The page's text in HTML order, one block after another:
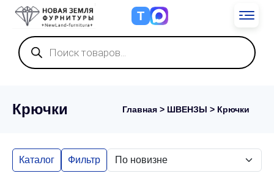
Т
Поиск
товаров
Главная > ШВЕНЗЫ > Крючки
Крючки
Каталог Фильтр